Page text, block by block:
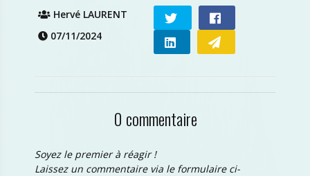
Hervé LAURENT
07/11/2024
0 commentaire
Soyez le premier à réagir !
Laissez un commentaire via le formulaire ci-